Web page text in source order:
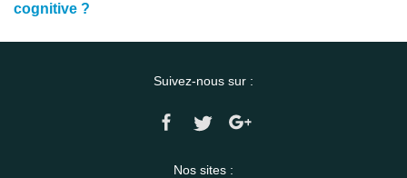
cognitive ?
Suivez-nous sur :
Nos sites :